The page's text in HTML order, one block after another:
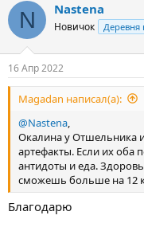
N Nastena
Новичок Деревня
16 Апр 2022
Magadan написал(а):
@Nastena
Окалина у Отшельника
артефакты. Если их оба
антидоты и еда.
сможешь больше на 12
Благодарю